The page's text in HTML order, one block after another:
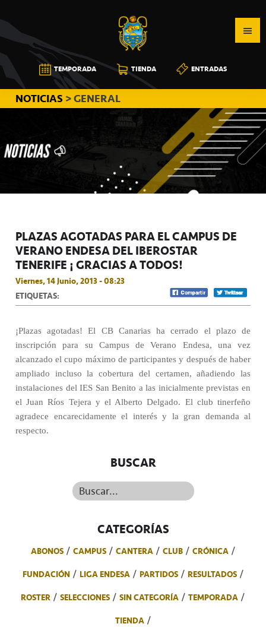
a
la
navegación
principal
al
contenido
principal
a
la
barra
lateral
principal
CB
CANARIAS
TEMPORADA TIENDA ENTRADAS
NOTICIAS > GENERAL
PLAZAS AGOTADAS PARA EL CAMPUS DE
VERANO ENDESA DEL IBEROSTAR
TENERIFE ¡ GRACIAS A TODOS!
Viernes, 14 Junio, 2013 - 08:23
ETIQUETAS:
¡Plazas agotadas! El CB Canarias ha cerrado el plazo de
inscripción para su Campus de Verano Endesa, una vez
alcanzado el cupo máximo de participantes y después de haber
ampliado incluso la cobertura del certamen, añadiendo las
instalaciones del IES San Benito a las inicialmente previstas en
el Juan Ríos Tejera y el Alberto Delgado. El club tinerfeño
agradece encarecidamente el interés y la gran demanda al
respecto.
BUSCAR
Buscar...
CATEGORÍAS
ABONOS CAMPUS CANTERA CLUB
CRÓNICA
FUNDACIÓN
LIGA ENDESA PARTIDOS
RESULTADOS
ROSTER
SELECCIONES SIN CATEGORÍA
TEMPORADA
TIENDA